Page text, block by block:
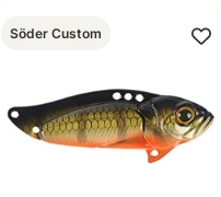
Söder Custom